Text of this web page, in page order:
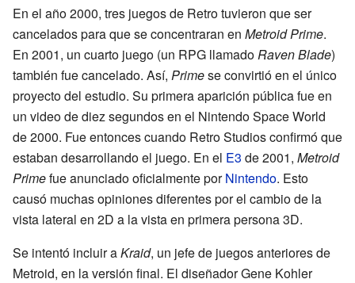
En el año 2000, tres juegos de Retro tuvieron que ser
cancelados para que se concentraran en Metroid Prime.
En 2001, un cuarto juego (un RPG llamadoRaven Blade)
también fue cancelado. Así, Primese convirtió en el único
proyecto del estudio. Su primera aparición pública fue en
un video de diez segundos en el Nintendo Space World
de 2000. Fue entonces cuando Retro Studios confirmó que
estaban desarrollando el juego. En el E3 de 2001, Metroid
Primefue anunciado oficialmente porNintendo. Esto
causó muchas opiniones diferentes por el cambio de la
vista lateral en 2D a la vista en primera persona 3D.
Se intentó incluir aKraid, un jefe de juegos anteriores de
Metroid, en la versión final. El diseñador Gene Kohler